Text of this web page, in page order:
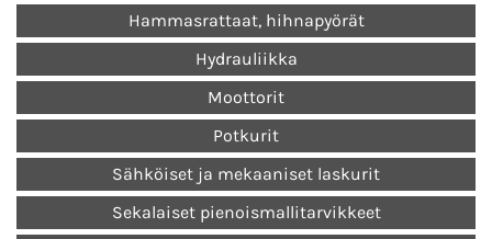
Hammasrattaat, hihnapyörät
Hydrauliikka
Moottorit
Potkurit
Sähköiset ja mekaaniset laskurit
Sekalaiset pienoismallitarvikkeet